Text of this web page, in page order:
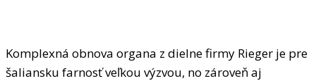
Komplexná obnova organa z dielne firmy Rieger je pre
šaliansku farnosť veľkou výzvou, no zároveň aj